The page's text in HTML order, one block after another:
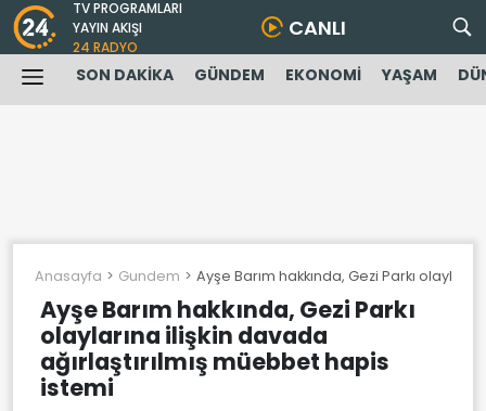
TV PROGRAMLARI
YAYIN AKIŞI
24 RADYO
CANLI
SON DAKİKA GÜNDEM EKONOMİ YAŞAM
Anasayfa Gundem Ayşe Barım hakkında, Gezi Parkı
Ayşe Barım hakkında, Gezi Parkı
olaylarına ilişkin davada
ağırlaştırılmış müebbet hapis
istemi